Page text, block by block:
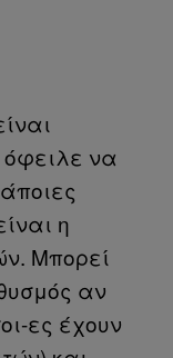
να
η
Μπορεί
αν
ες έχουν